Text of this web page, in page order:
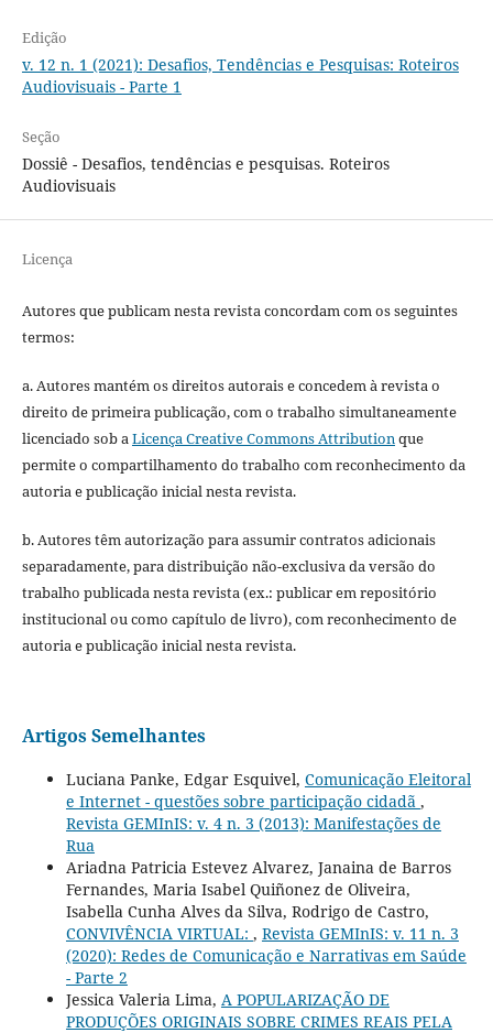
Edição
v. 12 n. 1 (2021): Desafios, Tendências e Pesquisas: Roteiros
Audiovisuais - Parte 1
Seção
Dossiê - Desafios, tendências e pesquisas. Roteiros
Audiovisuais
Licença
Autores que publicam nesta revista concordam com os seguintes
termos:
a. Autores mantém os direitos autorais e concedem à revista o
direito de primeira publicação, com o trabalho simultaneamente
licenciado sob aLicença Creative Commons Attributionque
permite o compartilhamento do trabalho com reconhecimento da
autoria e publicação inicial nesta revista.
b. Autores têm autorização para assumir contratos adicionais
separadamente, para distribuição não-exclusiva da versão do
trabalho publicada nesta revista (ex.: publicar em repositório
institucional ou como capítulo de livro), com reconhecimento de
autoria e publicação inicial nesta revista.
Artigos Semelhantes
Luciana Panke, Edgar Esquivel, Comunicação Eleitoral
e Internet - questões sobre participação cidadã ,
Revista GEMInIS: v. 4 n. 3 (2013): Manifestações de
Rua
Ariadna Patricia Estevez Alvarez, Janaina de Barros
Fernandes, Maria Isabel Quiñonez de Oliveira,
Isabella Cunha Alves da Silva, Rodrigo de Castro,
CONVIVÊNCIA VIRTUAL: , Revista GEMInIS: v. 11 n. 3
(2020): Redes de Comunicação e Narrativas em Saúde
- Parte 2
Jessica Valeria Lima, A POPULARIZAÇÃO DE
PRODUÇÕES ORIGINAIS SOBRE CRIMES REAIS PELA